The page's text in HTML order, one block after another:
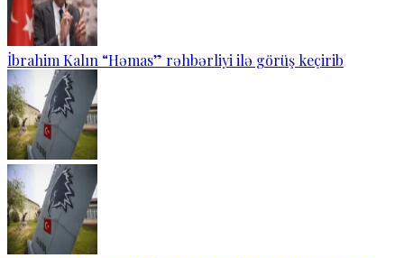
İbrahim Kalın “Həmas” rəhbərliyi ilə görüş keçirib